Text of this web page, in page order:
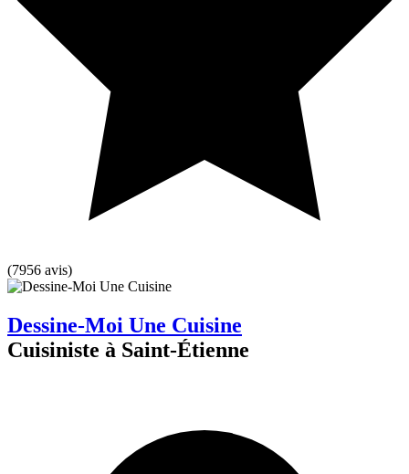
(7956 avis)
Dessine-Moi Une Cuisine
Cuisiniste à Saint-Étienne